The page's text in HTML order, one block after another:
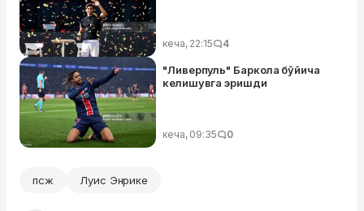
кеча, 22:15 4
"Ливерпуль" Баркола бўйича
келишувга эришди
кеча, 09:35 0
псж Луис Энрике